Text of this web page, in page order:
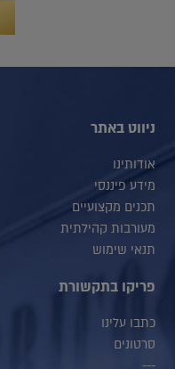
ניווט באתר
אודותינו
מידע פיננסי
תכנים מקצועיים
מעורבות קהילתית
תנאי שימוש
פריקו בתקשורת
כתבו עלינו
סרטונים